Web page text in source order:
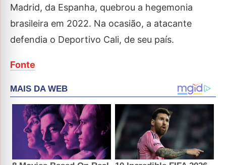
Madrid, da Espanha, quebrou a hegemonia
brasileira em 2022. Na ocasião, a atacante
defendia o Deportivo Cali, de seu país.
Fonte